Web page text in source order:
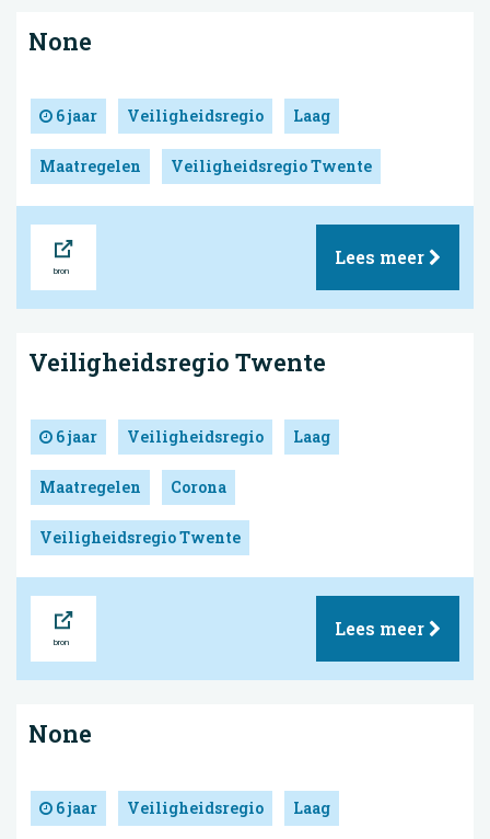
None
6 jaar Veiligheidsregio Laag
Maatregelen Veiligheidsregio Twente
Lees meer
Veiligheidsregio Twente
6 jaar Veiligheidsregio Laag
Maatregelen Corona
Veiligheidsregio Twente
Lees meer
None
6 jaar Veiligheidsregio Laag